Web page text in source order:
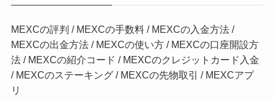
MEXCの評判 / MEXCの手数料/ MEXCの入金方法/
MEXCの出金方法/ MEXCの使い方/ MEXCの口座開設方
法/ MEXCの紹介コード / MEXCのクレジットカード入金
/ MEXCのステーキング/ MEXCの先物取引 / MEXCアプ
リ